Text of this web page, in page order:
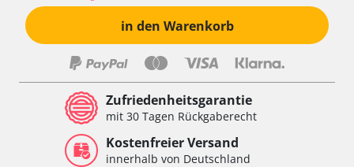
in den Warenkorb
Zufriedenheitsgarantie
mit 30 Tagen Rückgaberecht
Kostenfreier Versand
innerhalb von Deutschland